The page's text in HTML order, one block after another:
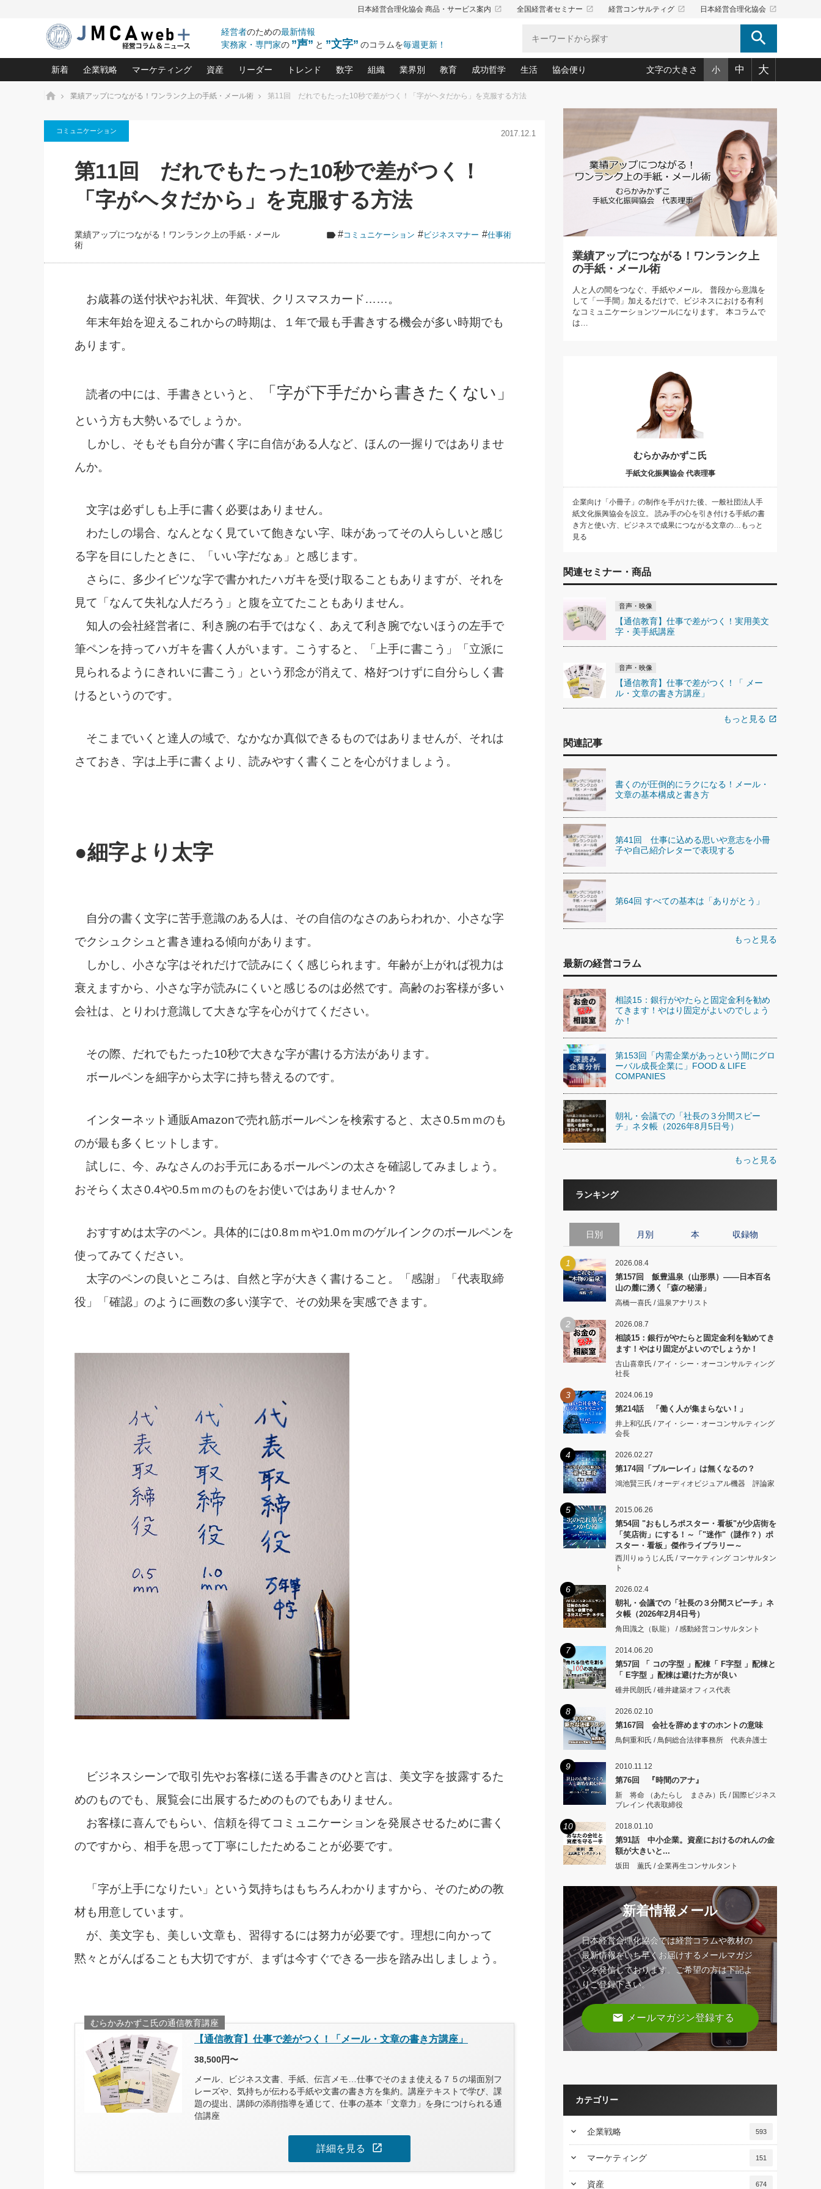
日本経営合理化協会 商品・サービス案内 launch 全国経営者セミナー launch 経営コンサルティグ launch 日本経営合理化協会 launch
経営者のための最新情報
実務家・専門家の ”声” と ”文字” のコラムを毎週更新！ search
新着
相談15：銀行がやたらと固定金
利を勧めてきます！やはり固定
がよいのでしょうか！
2026.08.7
う間にグローバル成長企業に」
FOOD & LIFE COMPANIES
朝礼・会議での「社長の３分間
2026.08.5 2026.08.5
第86回 「言葉狩り」
もっとみる
企業戦略
中小企業の「１位づくり」戦略(96)
利益を最大化する「業務改善」横田尚哉氏(5)
強い会社を築く ビジネス・クリニック(240)
日本レーザー「人を大切にしながら利益を上げる経営」の極意
(3)
武器としてのM&A入門(3)
社長のための“儲かる通販”戦略視点(151)
マーケティング
ロングセラーの玉手箱(9)
大復活＆快進撃！ユニバーサルスタジオジャパンの成功要因と
は(5)
酒井光雄 成功事例に学ぶ繁栄企業のブランド戦略(39)
資産
中国経済の最新動向(204)
事業承継の前に、決めておきたい、知っておきたい、やってお
きたいコト(12)
会社と社長のための資産管理講座(95)
深読み企業分析(153)
リーダー
ピョートル・F・グジバチの『経営戦略の新常識』(12)
指導者たる者かくあるべし(635)
朝礼・会議での「社長の３分間スピーチ」ネタ帳(159)
楠木建の「経営知になる考え方」(57)
社長の右腕をつくる 人と組織を動かす(200)
トレンド
北村森の「今月のヒット商品」(109)
次の売れ筋をつかむ術(102)
社長のメシの種 4.0(206)
数字
会社を守り抜くための緊急対策(100)
強い決算書の会社はココが違う！(36)
損益分岐点を下げる、Ｐ／Ｌ不況時代の新戦略(12)
決算書の“見える化”術(12)
賢い社長の「経理財務の見どころ・勘どころ・ツッコミどこ
組織
職場の生産性を下げるハラスメントの予防策(10)
賃金決定の定石(68)
顧客・社員・社会から支持される「ウェルビーイング経営入
門」(23)
業界別
大久保一彦の“流行る”お店の仕組みづくり(210)
柿内幸夫─社長のための現場改善(174)
教育
あなただからお願いしたいと思われる 気配りの達人(127)
クレーム対応 実践マニュアル(92)
クレーム対応の新知識と新常識(57)
デキル社員に育てる！ 社員教育の決め手(203)
業績アップにつながる！ワンランク上の手紙・メール術(100)
欧米資産家に学ぶ二世教育(100)
成功哲学
中国哲学に学ぶ 不況は会社守成の好機(38)
令和時代の「社長の人間力の磨き方」(86)
先人の名句名言の教え 東洋思想に学ぶ経営学(132)
渡部昇一の「日本の指導者たち」(32)
生活
おのころ心平の ──社長のための「か・ら・だマネジメント」
(50)
デジタルＡＶを味方に！新・仕事術(180)
リーダー脳の鍛え方(32)
ワインを楽しむ基礎レッスン(12)
眼と耳で楽しむ読書術(162)
社長の「氣」(30)
米国スポーツ・ビジネスに学ぶ心理学(98)
高橋一喜の『これぞ！"本物の温泉"』(157)
協会便り
「愛読者通信」著者インタビュー(44)
ビジネス見聞録 経営ニュース(100)
作間信司の経営無形庵(けいえいむぎょうあん)(166)
経営セミナー情報局(1)
繁栄への着眼点 牟田太陽(76)
講話を聞いて学ぼう 実学・耳学・磨く「ミミガク」のすすめ
文字の大きさ 小 中 大
ホーム 業績アップにつながる！ワンランク上の手紙・メール術 第11回 だれでもたった10秒で差がつく！「字がヘタだから」を克服する方法
コミュニケーション 2017.12.1
第11回 だれでもたった10秒で差がつく！
「字がヘタだから」を克服する方法
業績アップにつながる！ワンランク上の手紙・メール
術
#コミュニケーション #ビジネスマナー #仕事術
お歳暮の送付状やお礼状、年賀状、クリスマスカード……。
年末年始を迎えるこれからの時期は、１年で最も手書きする機会が多い時期でも
あります。
読者の中には、手書きというと、 「字が下手だから書きたくない」
という方も大勢いるでしょうか。
しかし、そもそも自分が書く字に自信がある人など、ほんの一握りではありませ
んか。
文字は必ずしも上手に書く必要はありません。
わたしの場合、なんとなく見ていて飽きない字、味があってその人らしいと感じ
る字を目にしたときに、「いい字だなぁ」と感じます。
さらに、多少イビツな字で書かれたハガキを受け取ることもありますが、それを
見て「なんて失礼な人だろう」と腹を立てたこともありません。
知人の会社経営者に、利き腕の右手ではなく、あえて利き腕でないほうの左手で
筆ペンを持ってハガキを書く人がいます。こうすると、「上手に書こう」「立派に
見られるようにきれいに書こう」という邪念が消えて、格好つけずに自分らしく書
けるというのです。
そこまでいくと達人の域で、なかなか真似できるものではありませんが、それは
さておき、字は上手に書くより、読みやすく書くことを心がけましょう。
●細字より太字
自分の書く文字に苦手意識のある人は、その自信のなさのあらわれか、小さな字
でクシュクシュと書き連ねる傾向があります。
しかし、小さな字はそれだけで読みにくく感じられます。年齢が上がれば視力は
衰えますから、小さな字が読みにくいと感じるのは必然です。高齢のお客様が多い
会社は、とりわけ意識して大きな字を心がけてください。
その際、だれでもたった10秒で大きな字が書ける方法があります。
ボールペンを細字から太字に持ち替えるのです。
インターネット通販Amazonで売れ筋ボールペンを検索すると、太さ0.5ｍｍのも
のが最も多くヒットします。
試しに、今、みなさんのお手元にあるボールペンの太さを確認してみましょう。
おそらく太さ0.4や0.5ｍｍのものをお使いではありませんか？
おすすめは太字のペン。具体的には0.8ｍｍや1.0ｍｍのゲルインクのボールペンを
使ってみてください。
太字のペンの良いところは、自然と字が大きく書けること。「感謝」「代表取締
役」「確認」のように画数の多い漢字で、その効果を実感できます。
ビジネスシーンで取引先やお客様に送る手書きのひと言は、美文字を披露するた
めのものでも、展覧会に出展するためのものでもありません。
お客様に喜んでもらい、信頼を得てコミュニケーションを発展させるために書く
のですから、相手を思って丁寧にしたためることが必要です。
「字が上手になりたい」という気持ちはもちろんわかりますから、そのための教
材も用意しています。
が、美文字も、美しい文章も、習得するには努力が必要です。理想に向かって
黙々とがんばることも大切ですが、まずは今すぐできる一歩を踏み出しましょう。
むらかみかずこ氏の通信教育講座
【通信教育】仕事で差がつく！「メール・文章の書き方講座」
38,500円〜
メール、ビジネス文書、手紙、伝言メモ…仕事でそのまま使える７５の場面別フ
レーズや、気持ちが伝わる手紙や文書の書き方を集約。講座テキストで学び、課
題の提出、講師の添削指導を通じて、仕事の基本「文章力」を身につけられる通
信講座
詳細を見る open_in_new
業績アップにつながる！ワンランク上
の手紙・メール術
人と人の間をつなぐ、手紙やメール。 普段から意識を
して「一手間」加えるだけで、ビジネスにおける有利
なコミュニケーションツールになります。 本コラムで
は…
むらかみかずこ氏
手紙文化振興協会 代表理事
企業向け「小冊子」の制作を手がけた後、一般社団法人手
紙文化振興協会を設立。 読み手の心を引き付ける手紙の書
き方と使い方、ビジネスで成果につながる文章の…もっと
見る
関連セミナー・商品
音声・映像
【通信教育】仕事で差がつく！実用美文
字・美手紙講座
音声・映像
【通信教育】仕事で差がつく！「 メー
ル・文章の書き方講座」
もっと見る open_in_new
関連記事
書くのが圧倒的にラクになる！メール・
文章の基本構成と書き方
第41回 仕事に込める思いや意志を小冊
子や自己紹介レターで表現する
第64回 すべての基本は「ありがとう」
もっと見る
最新の経営コラム
相談15：銀行がやたらと固定金利を勧め
てきます！やはり固定がよいのでしょう
か！
第153回「内需企業があっという間にグロ
ーバル成長企業に」FOOD & LIFE
COMPANIES
朝礼・会議での「社長の３分間スピー
チ」ネタ帳（2026年8月5日号）
もっと見る
ランキング
日別 月別 本 収録物
1 2026.08.4
第157回 飯豊温泉（山形県）――日本百名
山の麓に湧く「森の秘湯」
高橋一喜氏 / 温泉アナリスト
2 2026.08.7
相談15：銀行がやたらと固定金利を勧めてき
ます！やはり固定がよいのでしょうか！
古山喜章氏 / アイ・シー・オーコンサルティング
社長
3 2024.06.19
第214話 「働く人が集まらない！」
井上和弘氏 / アイ・シー・オーコンサルティング
会長
4 2026.02.27
第174回「ブルーレイ」は無くなるの？
鴻池賢三氏 / オーディオビジュアル機器 評論家
5 2015.06.26
第54回 "おもしろポスター・看板"が少店街を
「笑店街」にする！～「"迷作"（謎作？）ポ
スター・看板」傑作ライブラリー～
西川りゅうじん氏 / マーケティング コンサルタン
ト
6 2026.02.4
朝礼・会議での「社長の３分間スピーチ」ネ
タ帳（2026年2月4日号）
角田識之（臥龍） / 感動経営コンサルタント
7 2014.06.20
第57回 「 コの字型 」配棟「 F字型 」配棟と
「 E字型 」配棟は避けた方が良い
碓井民朗氏 / 碓井建築オフィス代表
8 2026.02.10
第167回 会社を辞めますのホントの意味
鳥飼重和氏 / 鳥飼総合法律事務所 代表弁護士
9 2010.11.12
第76回 『時間のアナ』
新 将命 （あたらし まさみ）氏 / 国際ビジネス
ブレイン 代表取締役
10 2018.01.10
第91話 中小企業。資産におけるのれんの金
額が大きいと...
坂田 薫氏 / 企業再生コンサルタント
新着情報メール
日本経営合理化協会では経営コラムや教材の
最新情報をいち早くお届けするメールマガジ
ンを発信しております。ご希望の方は下記よ
りご登録下さい。
email メールマガジン登録する
カテゴリー
keyboard_arrow_down 企業戦略 593
keyboard_arrow_down マーケティング 151
keyboard_arrow_down 資産 674